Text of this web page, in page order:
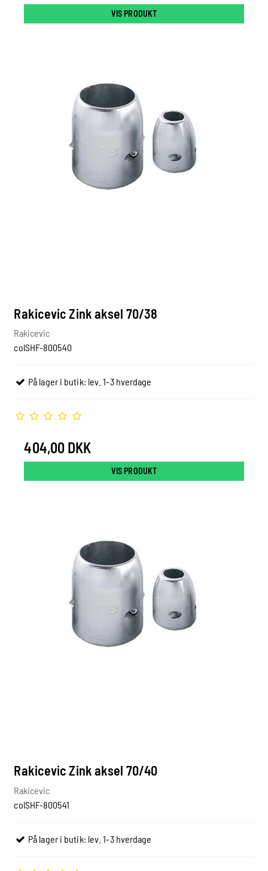
VIS PRODUKT
Rakicevic Zink aksel 70/38
Rakicevic
colSHF-800540
På lager i butik: lev. 1-3 hverdage
404,00 DKK
VIS PRODUKT
Rakicevic Zink aksel 70/40
Rakicevic
colSHF-800541
På lager i butik: lev. 1-3 hverdage